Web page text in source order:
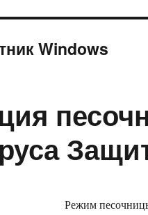
Windows
Режим